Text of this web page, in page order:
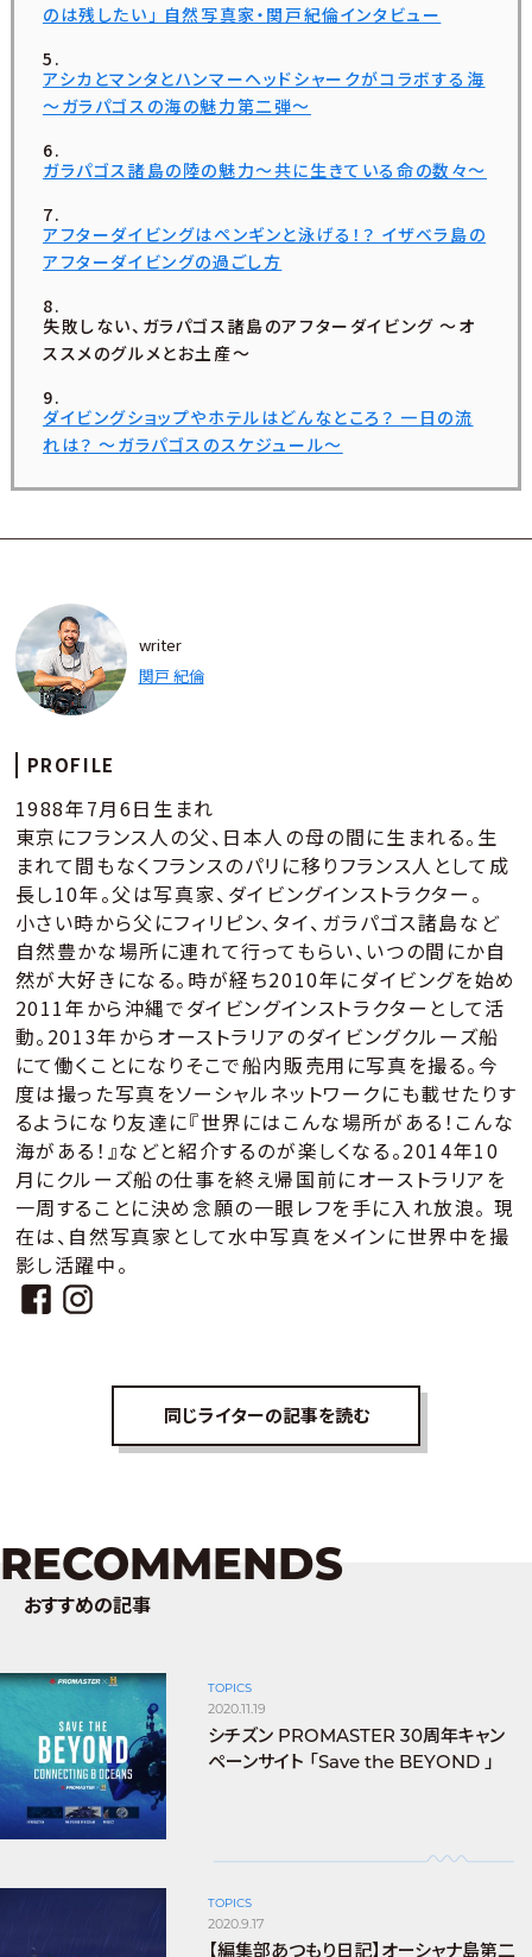
のは残したい」 自然写真家・関戸紀倫インタビュー
アシカとマンタとハンマーヘッドシャークがコラボする海
～ガラパゴスの海の魅力第二弾～
ガラパゴス諸島の陸の魅力～共に生きている命の数々～
アフターダイビングはペンギンと泳げる！？ イザベラ島の
アフターダイビングの過ごし方
失敗しない、ガラパゴス諸島のアフターダイビング 〜オ
ススメのグルメとお土産〜
ダイビングショップやホテルはどんなところ？ 一日の流
れは？ ～ガラパゴスのスケジュール〜
writer
関戸 紀倫
PROFILE
1988年7月6日生まれ
東京にフランス人の父、日本人の母の間に生まれる。生
まれて間もなくフランスのパリに移りフランス人として成
長し10年。父は写真家、ダイビングインストラクター。
小さい時から父にフィリピン、タイ、ガラパゴス諸島など
自然豊かな場所に連れて行ってもらい、いつの間にか自
然が大好きになる。時が経ち2010年にダイビングを始め
2011年から沖縄でダイビングインストラクターとして活
動。2013年からオーストラリアのダイビングクルーズ船
にて働くことになりそこで船内販売用に写真を撮る。今
度は撮った写真をソーシャルネットワークにも載せたりす
るようになり友達に『世界にはこんな場所がある！こんな
海がある！』などと紹介するのが楽しくなる。2014年10
月にクルーズ船の仕事を終え帰国前にオーストラリアを
一周することに決め念願の一眼レフを手に入れ放浪。 現
在は、自然写真家として水中写真をメインに世界中を撮
影し活躍中。
同じライターの記事を読む
RECOMMENDS
おすすめの記事
TOPICS
2020.11.19
シチズン PROMASTER 30周年キャン
ペーンサイト 「Save the BEYOND 」
TOPICS
2020.9.17
【編集部あつもり日記】オーシャナ島第二